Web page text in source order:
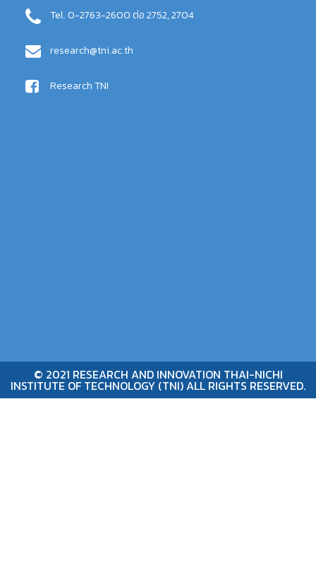
Tel. 0-2763-2600 ต่อ 2752, 2704
research@tni.ac.th
Research TNI
© 2021 RESEARCH AND INNOVATION THAI-NICHI
INSTITUTE OF TECHNOLOGY (TNI) ALL RIGHTS RESERVED.